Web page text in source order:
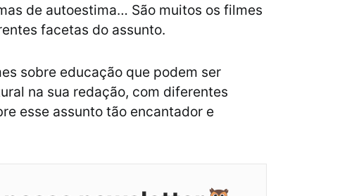
de autoestima… São muitos os filmes
facetas do assunto.
sobre educação que podem ser
na sua redação, com diferentes
esse assunto tão encantador e